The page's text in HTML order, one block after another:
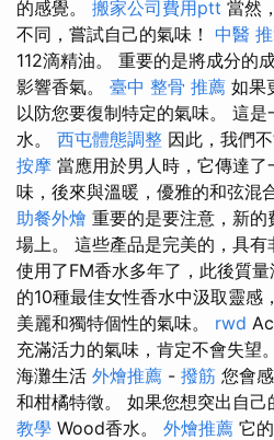
的感覺。 搬家公司費用ptt 當然
不同，嘗試自己的氣味！ 中醫
112滴精油。 重要的是將成分的
影響香氣。 臺中 整骨 推薦 如果
以防您要復制特定的氣味。 這
水。 西屯體態調整 因此，我們
按摩 當應用於男人時，它傳達
味，後來與溫暖，優雅的和弦混
助餐外燴 重要的是要注意，新
場上。 這些產品是完美的，具
使用了FM香水多年了，此後質
的10種最佳女性香水中汲取靈感
美麗和獨特個性的氣味。 rwd
充滿活力的氣味，肯定不會失望。
海灘生活 外燴推薦 - 撥筋 您會
和柑橘特徵。 如果您想突出自
教學 Wood香水。 外燴推薦 它